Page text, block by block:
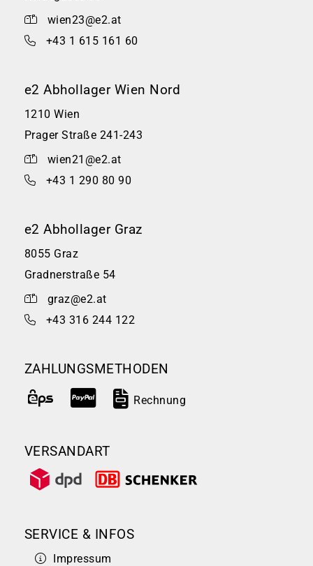
wien23@e2.at
+43 1 615 161 60
e2 Abhollager Wien Nord
1210 Wien
Prager Straße 241-243
wien21@e2.at
+43 1 290 80 90
e2 Abhollager Graz
8055 Graz
Gradnerstraße 54
graz@e2.at
+43 316 244 122
ZAHLUNGSMETHODEN
Rechnung
VERSANDART
SERVICE & INFOS
Impressum